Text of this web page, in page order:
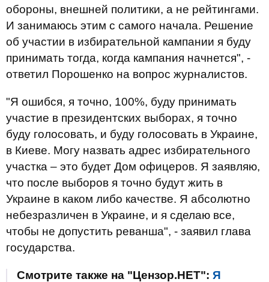
обороны, внешней политики, а не рейтингами.
И занимаюсь этим с самого начала. Решение
об участии в избирательной кампании я буду
принимать тогда, когда кампания начнется", -
ответил Порошенко на вопрос журналистов.
"Я ошибся, я точно, 100%, буду принимать
участие в президентских выборах, я точно
буду голосовать, и буду голосовать в Украине,
в Киеве. Могу назвать адрес избирательного
участка – это будет Дом офицеров. Я заявляю,
что после выборов я точно будут жить в
Украине в каком либо качестве. Я абсолютно
небезразличен в Украине, и я сделаю все,
чтобы не допустить реванша", - заявил глава
государства.
Смотрите также на "Цензор.НЕТ": Я